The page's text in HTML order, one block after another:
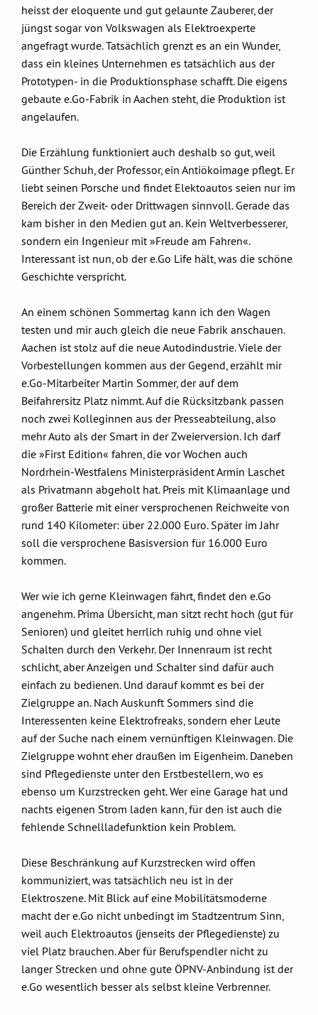
heisst der eloquente und gut gelaunte Zauberer, der
jüngst sogar von Volkswagen als Elektroexperte
angefragt wurde. Tatsächlich grenzt es an ein Wunder,
dass ein kleines Unternehmen es tatsächlich aus der
Prototypen- in die Produktionsphase schafft. Die eigens
gebaute e.Go-Fabrik in Aachen steht, die Produktion ist
angelaufen.
Die Erzählung funktioniert auch deshalb so gut, weil
Günther Schuh, der Professor, ein Antiökoimage pflegt. Er
liebt seinen Porsche und findet Elektoautos seien nur im
Bereich der Zweit- oder Drittwagen sinnvoll. Gerade das
kam bisher in den Medien gut an. Kein Weltverbesserer,
sondern ein Ingenieur mit »Freude am Fahren«.
Interessant ist nun, ob der e.Go Life hält, was die schöne
Geschichte verspricht.
An einem schönen Sommertag kann ich den Wagen
testen und mir auch gleich die neue Fabrik anschauen.
Aachen ist stolz auf die neue Autodindustrie. Viele der
Vorbestellungen kommen aus der Gegend, erzählt mir
e.Go-Mitarbeiter Martin Sommer, der auf dem
Beifahrersitz Platz nimmt. Auf die Rücksitzbank passen
noch zwei Kolleginnen aus der Presseabteilung, also
mehr Auto als der Smart in der Zweierversion. Ich darf
die »First Edition« fahren, die vor Wochen auch
Nordrhein-Westfalens Ministerpräsident Armin Laschet
als Privatmann abgeholt hat. Preis mit Klimaanlage und
großer Batterie mit einer versprochenen Reichweite von
rund 140 Kilometer: über 22.000 Euro. Später im Jahr
soll die versprochene Basisversion für 16.000 Euro
kommen.
Wer wie ich gerne Kleinwagen fährt, findet den e.Go
angenehm. Prima Übersicht, man sitzt recht hoch (gut für
Senioren) und gleitet herrlich ruhig und ohne viel
Schalten durch den Verkehr. Der Innenraum ist recht
schlicht, aber Anzeigen und Schalter sind dafür auch
einfach zu bedienen. Und darauf kommt es bei der
Zielgruppe an. Nach Auskunft Sommers sind die
Interessenten keine Elektrofreaks, sondern eher Leute
auf der Suche nach einem vernünftigen Kleinwagen. Die
Zielgruppe wohnt eher draußen im Eigenheim. Daneben
sind Pflegedienste unter den Erstbestellern, wo es
ebenso um Kurzstrecken geht. Wer eine Garage hat und
nachts eigenen Strom laden kann, für den ist auch die
fehlende Schnellladefunktion kein Problem.
Diese Beschränkung auf Kurzstrecken wird offen
kommuniziert, was tatsächlich neu ist in der
Elektroszene. Mit Blick auf eine Mobilitätsmoderne
macht der e.Go nicht unbedingt im Stadtzentrum Sinn,
weil auch Elektroautos (jenseits der Pflegedienste) zu
viel Platz brauchen. Aber für Berufspendler nicht zu
langer Strecken und ohne gute ÖPNV-Anbindung ist der
e.Go wesentlich besser als selbst kleine Verbrenner.